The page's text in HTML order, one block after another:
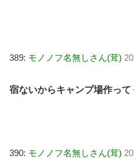
389: モノノフ名無しさん(茸)
宿ないからキャンプ場作って
390: モノノフ名無しさん(茸)